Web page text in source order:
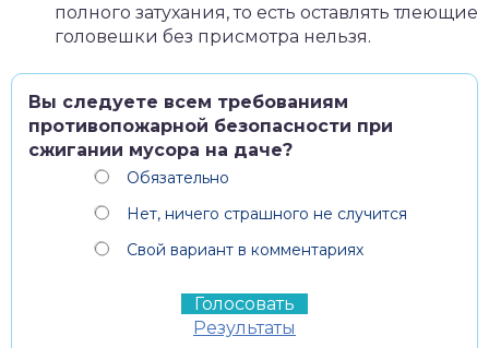
полного затухания, то есть оставлять тлеющие
головешки без присмотра нельзя.
Вы следуете всем требованиям
противопожарной безопасности при
сжигании мусора на даче?
Обязательно
Нет, ничего страшного не случится
Свой вариант в комментариях
Результаты